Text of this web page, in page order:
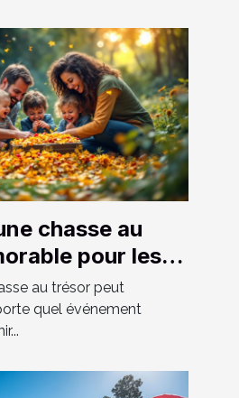
chasse au
pour les
familiaux
au trésor peut
quel événement